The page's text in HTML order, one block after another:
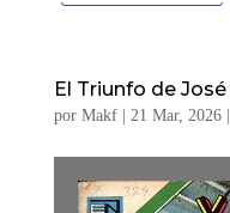
El Triunfo de José
por Makf| 21 Mar, 2026|